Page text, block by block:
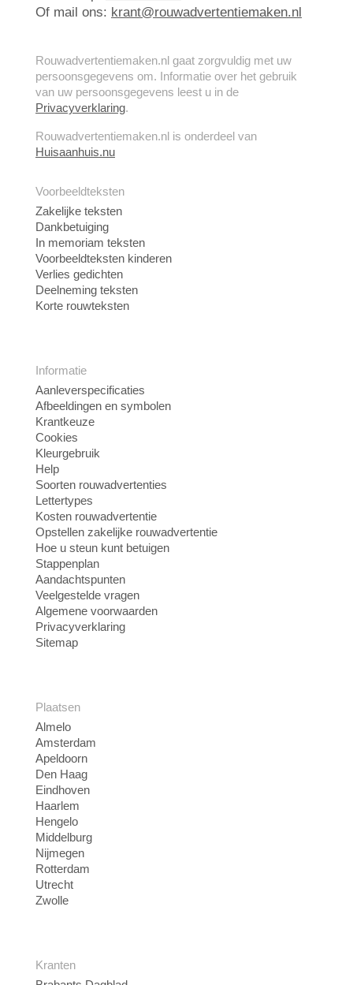
Of mail ons: krant@rouwadvertentiemaken.nl
Rouwadvertentiemaken.nl gaat zorgvuldig met uw
persoonsgegevens om. Informatie over het gebruik
van uw persoonsgegevens leest u in de
Privacyverklaring.
Rouwadvertentiemaken.nl is onderdeel van
Huisaanhuis.nu
Voorbeeldteksten
Zakelijke teksten
Dankbetuiging
In memoriam teksten
Voorbeeldteksten kinderen
Verlies gedichten
Deelneming teksten
Korte rouwteksten
Informatie
Aanleverspecificaties
Afbeeldingen en symbolen
Krantkeuze
Cookies
Kleurgebruik
Help
Soorten rouwadvertenties
Lettertypes
Kosten rouwadvertentie
Opstellen zakelijke rouwadvertentie
Hoe u steun kunt betuigen
Stappenplan
Aandachtspunten
Veelgestelde vragen
Algemene voorwaarden
Privacyverklaring
Sitemap
Plaatsen
Almelo
Amsterdam
Apeldoorn
Den Haag
Eindhoven
Haarlem
Hengelo
Middelburg
Nijmegen
Rotterdam
Utrecht
Zwolle
Kranten